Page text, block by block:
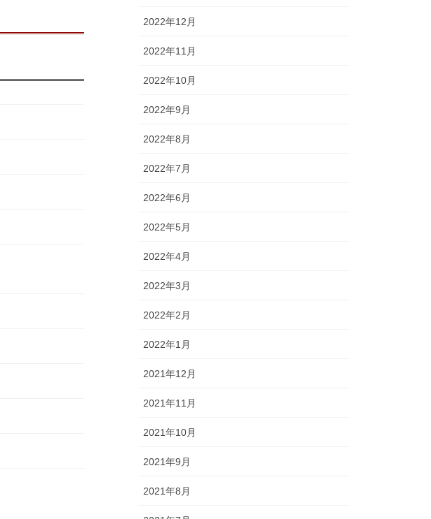
2022年12月
2022年11月
2022年10月
2022年9月
2022年8月
2022年7月
2022年6月
2022年5月
2022年4月
2022年3月
2022年2月
2022年1月
2021年12月
2021年11月
2021年10月
2021年9月
2021年8月